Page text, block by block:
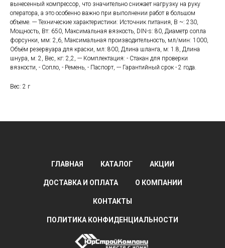
вынесенный компрессор, что значительно снижает нагрузку на руку
оператора, а это особенно важно при выполнении работ в большом
объеме. --- Технические характеристики: Источник питания, В ~: 230,
Мощность, Вт: 650, Максимальная вязкость, DIN-s: 80, Диаметр сопла
форсунки, мм: 2,6, Максимальная производительность, мл/мин: 1000,
Объём резервуара для краски, мл: 800, Длина шланга, м: 1.8, Длина
шнура, м: 2, Вес, кг: 2,2, --- Комплектация: - Стакан для проверки
вязкости, - Сопло, - Ремень, - Паспорт, --- Гарантийный срок - 2 года.
Вес: 2 г
ГЛАВНАЯ КАТАЛОГ АКЦИИ
ДОСТАВКА И ОПЛАТА О КОМПАНИИ
КОНТАКТЫ
ПОЛИТИКА КОНФИДЕНЦИАЛЬНОСТИ